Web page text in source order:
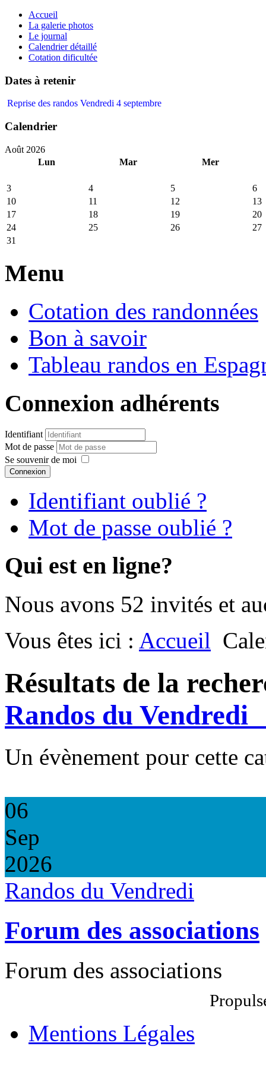
Accueil
La galerie photos
Le journal
Calendrier détaillé
Cotation dificultée
Dates à retenir
Reprise des randos Vendredi 4 septembre
Calendrier
précédente
précédent
suivante
suivant
Août 2026
Lun
Mar Mer
3 4 5
6
10
11 12
13
17
18 19
20
24
25 26
27
31
Menu
Cotation des randonnées
Bon à savoir
Tableau randos en
Connexion adhérents
Identifiant
Mot de passe
Se souvenir de moi
Connexion
Identifiant oublié ?
Mot de passe oublié ?
Qui est en ligne?
Nous avons 52 invités et
Vous êtes ici : Accueil
Résultats de la
Randos du
Un évènement pour cette
06
Sep
2026
Randos du Vendredi
Forum des associations
Forum des associations
Mentions Légales